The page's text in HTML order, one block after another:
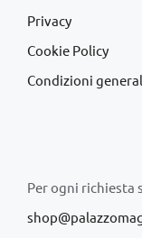
Privacy
Cookie Policy
Condizioni
Per ogni richiesta